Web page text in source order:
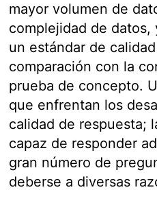
mayor volumen de
complejidad de
un estándar de
comparación con la
prueba de concepto.
que enfrentan los
calidad de respuesta;
capaz de responder
gran número de
deberse a diversas